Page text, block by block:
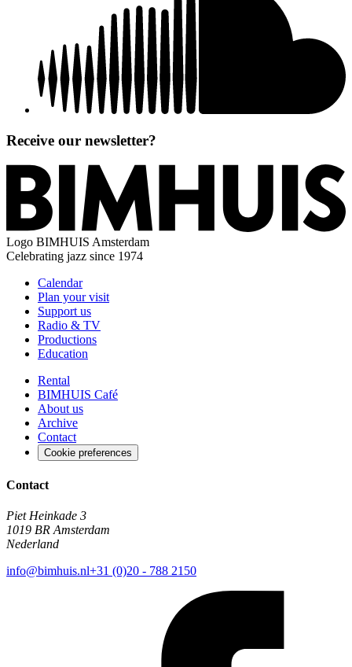
Receive our newsletter?
Logo BIMHUIS Amsterdam
Celebrating jazz since 1974
Calendar
Plan your visit
Support us
Radio & TV
Productions
Education
Rental
BIMHUIS Café
About us
Archive
Contact
Cookie preferences
Contact
Piet Heinkade 3
1019 BR Amsterdam
Nederland
info@bimhuis.nl+31 (0)20 - 788 2150